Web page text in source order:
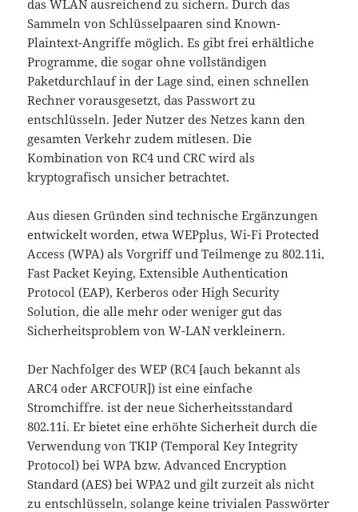
das WLAN ausreichend zu sichern. Durch das
Sammeln von Schlüsselpaaren sind Known-
Plaintext-Angriffe möglich. Es gibt frei erhältliche
Programme, die sogar ohne vollständigen
Paketdurchlauf in der Lage sind, einen schnellen
Rechner vorausgesetzt, das Passwort zu
entschlüsseln. Jeder Nutzer des Netzes kann den
gesamten Verkehr zudem mitlesen. Die
Kombination von RC4 und CRC wird als
kryptografisch unsicher betrachtet.
Aus diesen Gründen sind technische Ergänzungen
entwickelt worden, etwa WEPplus, Wi-Fi Protected
Access (WPA) als Vorgriff und Teilmenge zu 802.11i,
Fast Packet Keying, Extensible Authentication
Protocol (EAP), Kerberos oder High Security
Solution, die alle mehr oder weniger gut das
Sicherheitsproblem von W-LAN verkleinern.
Der Nachfolger des WEP (RC4 [auch bekannt als
ARC4 oder ARCFOUR]) ist eine einfache
Stromchiffre. ist der neue Sicherheitsstandard
802.11i. Er bietet eine erhöhte Sicherheit durch die
Verwendung von TKIP (Temporal Key Integrity
Protocol) bei WPA bzw. Advanced Encryption
Standard (AES) bei WPA2 und gilt zurzeit als nicht
zu entschlüsseln, solange keine trivialen Passwörter